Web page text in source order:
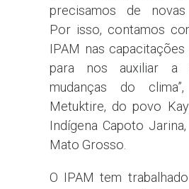
precisamos de novas
Por isso, contamos
IPAM nas
para nos auxiliar a
mudanças do
Metuktire, do povo
Indígena Capoto
Mato Grosso.
O IPAM tem